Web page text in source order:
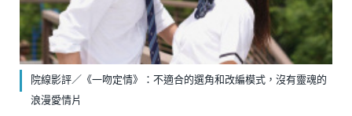
院線影評／《一吻定情》：不適合的選角和改編模式，沒有靈魂的
浪漫愛情片